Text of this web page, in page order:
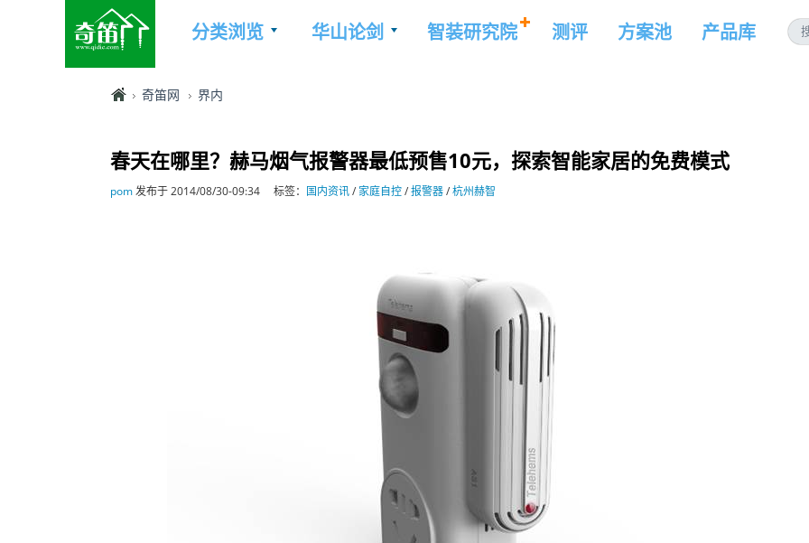
分类浏览 华山论剑 智装研究院 测评 方案池 产品库
奇笛网 界内
春天在哪里？赫马烟气报警器最低预售10元，探索智能家居的免费模式
pom发布于 2014/08/30-09:34 标签： 国内资讯/ 家庭自控/报警器/杭州赫智